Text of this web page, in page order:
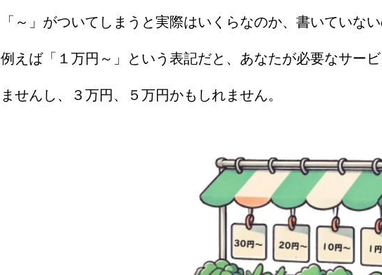
「～」がついてしまうと実際はいくらなのか、書いていない
例えば「１万円～」という表記だと、あなたが必要なサー
ませんし、３万円、５万円かもしれません。